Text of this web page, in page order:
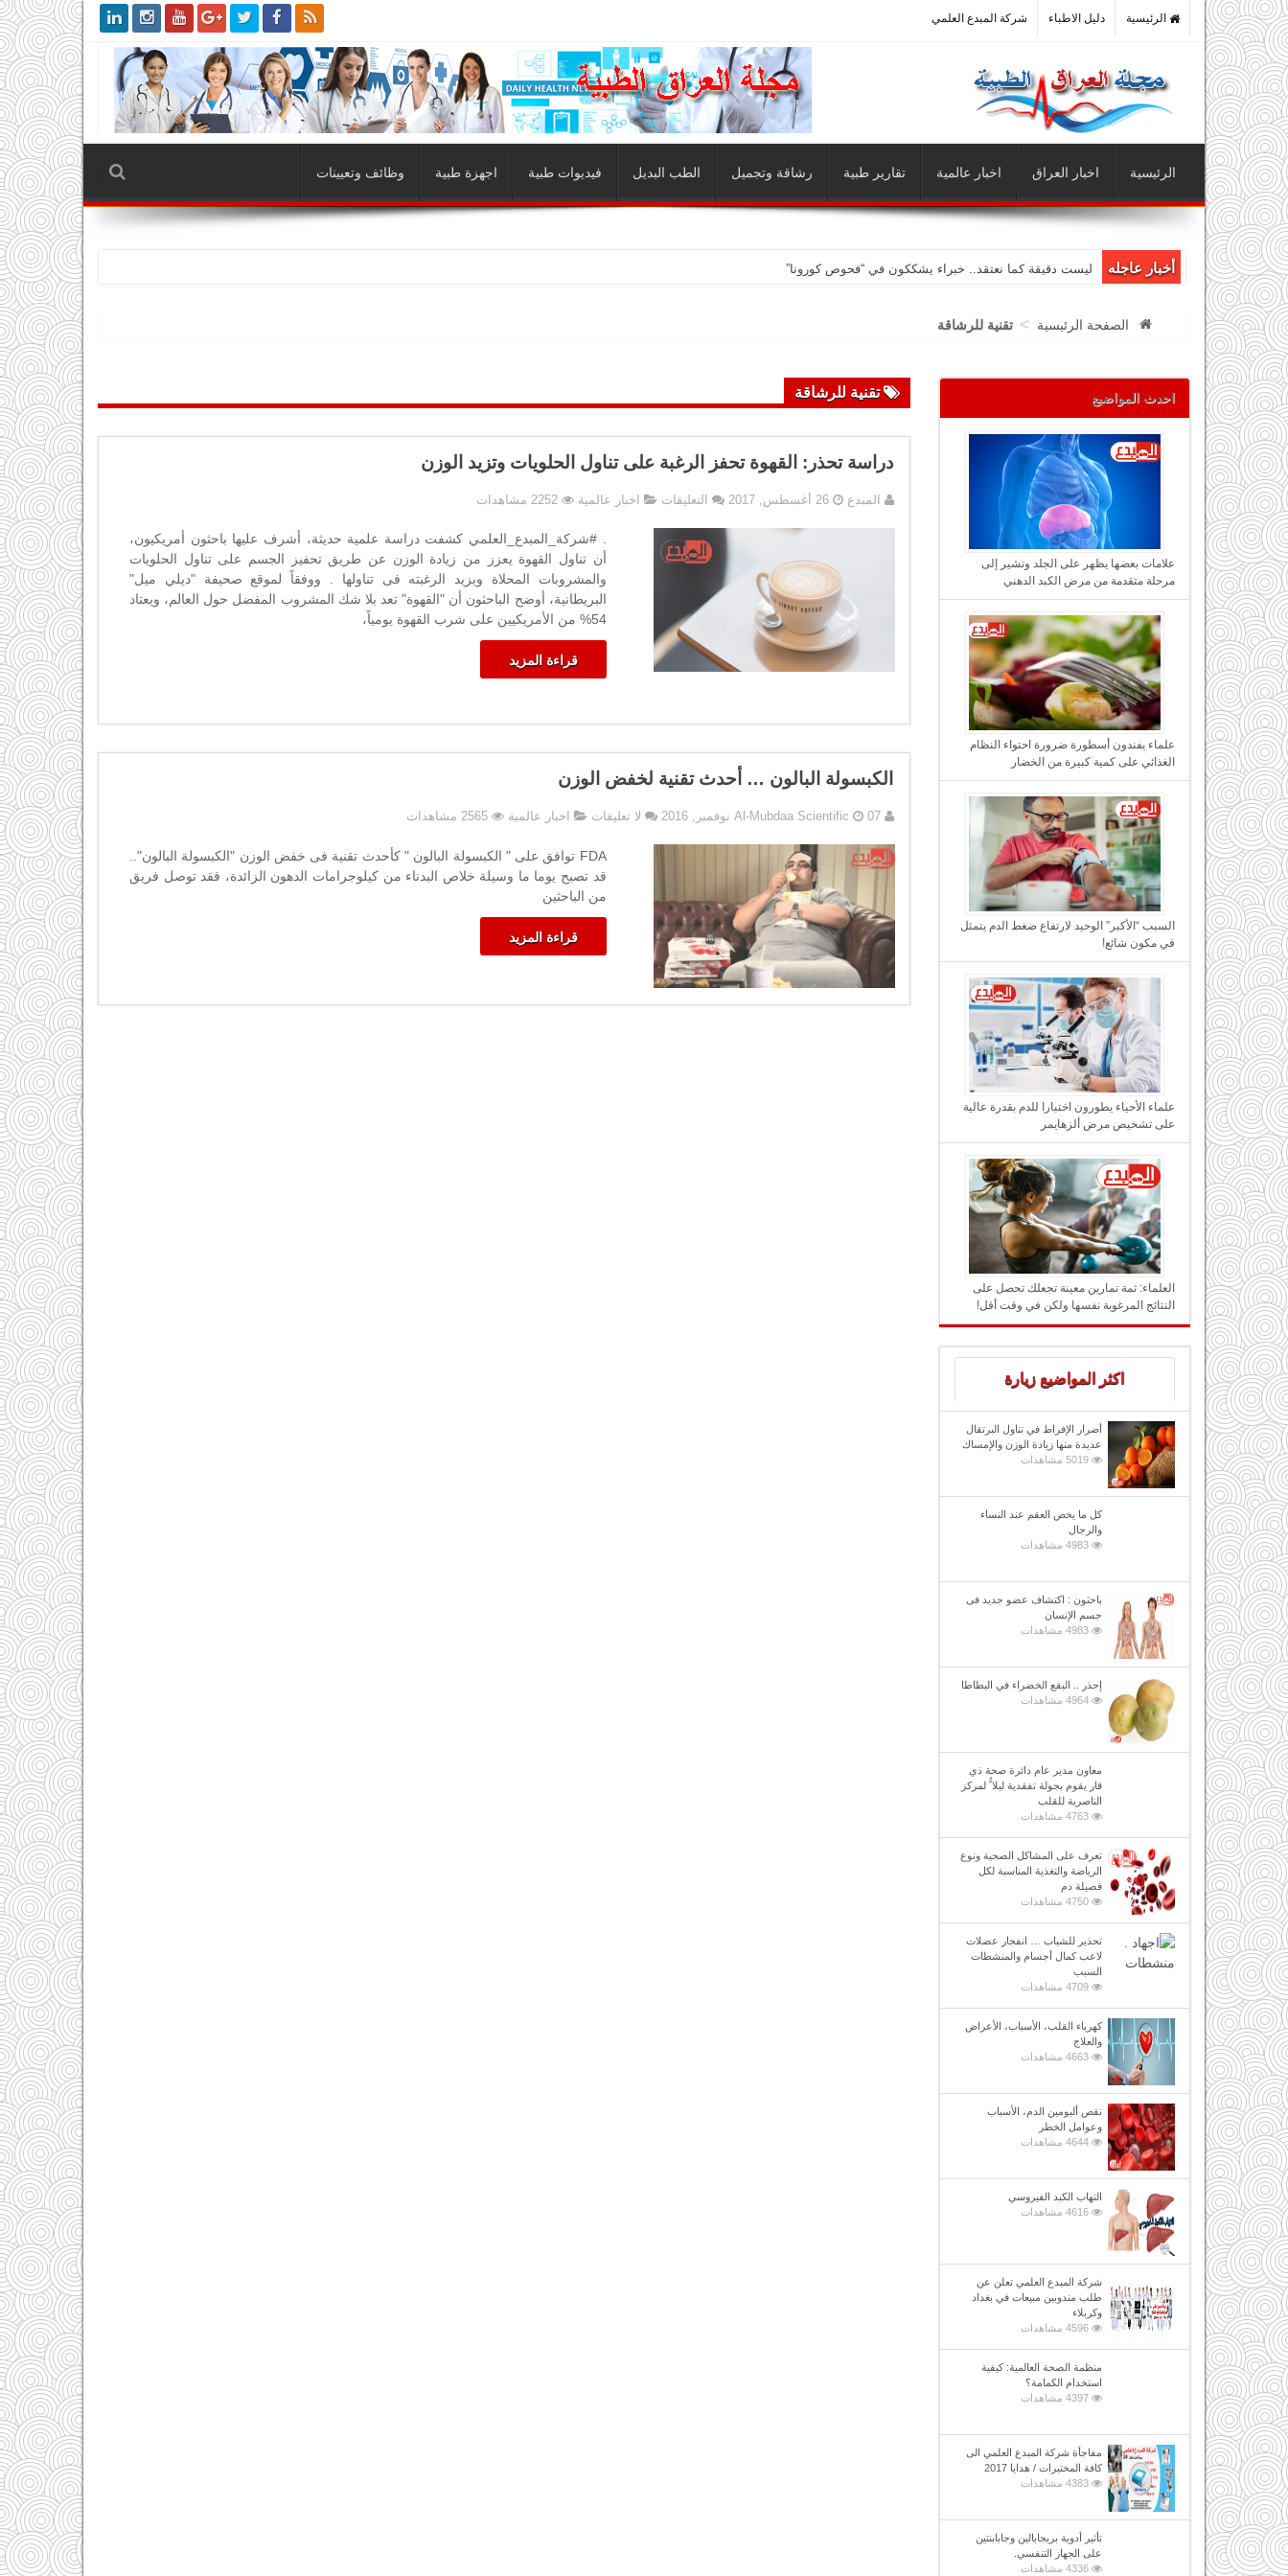
الرئيسية دليل الاطباء شركة المبدع العلمي
الرئيسية اخبار العراق اخبار عالمية تقارير طبية رشاقة وتجميل الطب البديل فيديوات طبية اجهزة طبية وظائف وتعيينات
أخبار عاجله ليست دقيقة كما نعتقد.. خبراء يشككون في “فحوص كورونا”
الصفحة الرئيسية > تقنية للرشاقة
تقنية للرشاقة
دراسة تحذر: القهوة تحفز الرغبة على تناول الحلويات وتزيد الوزن
المبدع 26 أغسطس, 2017 التعليقاتعلى
الحلويات
وتزيد
اخبار عالمية 2252 مشاهدات
. #شركة_المبدع_العلمي كشفت دراسة علمية حديثة، أشرف عليها باحثون أمريكيون،
أن تناول القهوة يعزز من زيادة الوزن عن طريق تحفيز الجسم على تناول الحلويات
والمشروبات المحلاة ويزيد الرغبته فى تناولها . ووفقاً لموقع صحيفة "ديلي ميل"
البريطانية، أوضح الباحثون أن "القهوة" تعد بلا شك المشروب المفضل حول العالم، ويعتاد
54% من الأمريكيين على شرب القهوة يومياً،
قراءة المزيد
الكبسولة البالون … أحدث تقنية لخفض الوزن
Al-Mubdaa Scientific 07 نوفمبر, 2016 لا تعليقات اخبار عالمية 2565 مشاهدات
FDA توافق على " الكبسولة البالون " كأحدث تقنية فى خفض الوزن "الكبسولة البالون"..
قد تصبح يوما ما وسيلة خلاص البدناء من كيلوجرامات الدهون الزائدة، فقد توصل فريق
من الباحثين
قراءة المزيد
احدث المواضيع
علامات بعضها يظهر على الجلد وتشير إلى
مرحلة متقدمة من مرض الكبد الدهني
علماء يفندون أسطورة ضرورة احتواء النظام
الغذائي على كمية كبيرة من الخضار
السبب “الأكبر” الوحيد لارتفاع ضغط الدم يتمثل
في مكون شائع!
علماء الأحياء يطورون اختبارا للدم بقدرة عالية
على تشخيص مرض ألزهايمر
العلماء: ثمة تمارين معينة تجعلك تحصل على
النتائج المرغوبة نفسها ولكن في وقت أقل!
اكثر المواضيع زيارة
أضرار الإفراط في تناول البرتقال
عديدة منها زيادة الوزن والإمساك
5019 مشاهدات
كل ما يخص العقم عند النساء
والرجال
4983 مشاهدات
باحثون : اكتشاف عضو جديد فى
جسم الإنسان
4983 مشاهدات
إحذر .. البقع الخضراء في البطاطا
4964 مشاهدات
معاون مدير عام دائرة صحة ذي
قار يقوم بجولة تفقدية ليلا ًُ لمركز
الناصرية للقلب
4763 مشاهدات
تعرف على المشاكل الصحية ونوع
الرياضة والتغذية المناسبة لكل
فصيلة دم
4750 مشاهدات
تحذير للشباب … انفجار عضلات
لاعب كمال أجسام والمنشطات
السبب
4709 مشاهدات
كهرباء القلب، الأسباب، الأعراض
والعلاج
4663 مشاهدات
نقص ألبومين الدم، الأسباب
وعوامل الخطر
4644 مشاهدات
التهاب الكبد الفيروسي
4616 مشاهدات
شركة المبدع العلمي تعلن عن
طلب مندوبين مبيعات في بغداد
وكربلاء
4596 مشاهدات
منظمة الصحة العالمية: كيفية
استخدام الكمامة؟
4397 مشاهدات
مفاجأة شركة المبدع العلمي الى
كافة المختبرات / هدايا 2017
4383 مشاهدات
تأثير أدوية بريجابالين وجابابنتين
على الجهاز التنفسي.
4336 مشاهدات